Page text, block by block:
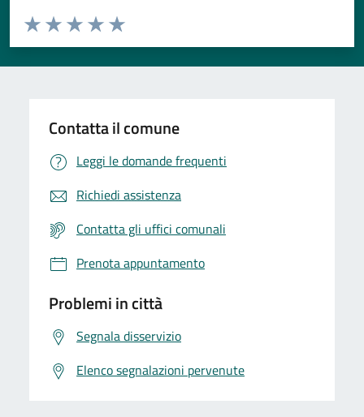
Valuta da 1 a 5 stelle la pagina
Valuta 5 stelle su 5
Valuta 4 stelle su 5
Valuta 3 stelle su 5
Valuta 2 stelle su 5
Valuta 1 stelle su 5
Contatta il comune
Leggi le domande frequenti
Richiedi assistenza
Contatta gli uffici comunali
Prenota appuntamento
Problemi in città
Segnala disservizio
Elenco segnalazioni pervenute